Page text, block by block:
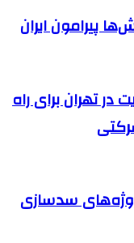
پیرامون ایران
تهران برای راه
سدسازی